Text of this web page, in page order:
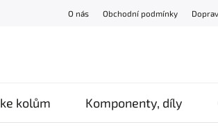
O nás Obchodní podmínky
kolům Komponenty, díly